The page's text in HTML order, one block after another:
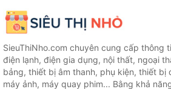
SieuThiNho.com chuyên cung cấp thông
điện lạnh, điện gia dụng, nội thất, ngoại
bảng, thiết bị âm thanh, phụ kiện, thiết bị
máy ảnh, máy quay phim... Bằng khả